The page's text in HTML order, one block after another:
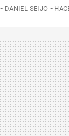
COMENTARIOS
DANIEL SEIJO